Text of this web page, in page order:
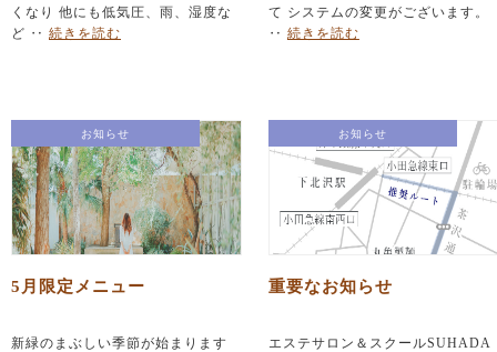
くなり 他にも低気圧、雨、湿度な
ど ‥ 続きを読む
て システムの変更がございます。
‥ 続きを読む
お知らせ
5月限定メニュー
新緑のまぶしい季節が始まります
お知らせ
重要なお知らせ
エステサロン＆スクールSUHADA